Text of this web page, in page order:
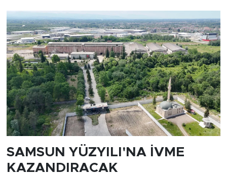
SAMSUN YÜZYILI'NA İVME
KAZANDIRACAK